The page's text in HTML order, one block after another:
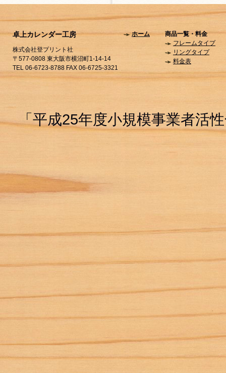
卓上カレンダー工房
株式会社登プリント社
〒577-0808 東大阪市横沼町1-14-14
TEL 06-6723-8788 FAX 06-6725-3321
ホーム
商品一覧・料金
フレームタイプ
リングタイプ
料金表
「平成25年度小規模事業者活